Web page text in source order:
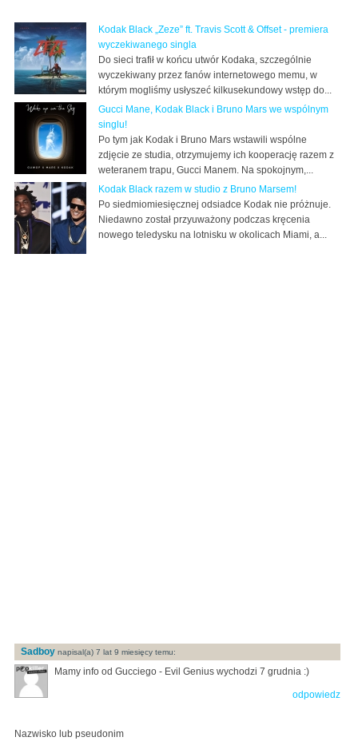
Kodak Black „Zeze” ft. Travis Scott & Offset - premiera
wyczekiwanego singla
Do sieci trafił w końcu utwór Kodaka, szczególnie
wyczekiwany przez fanów internetowego memu, w
którym mogliśmy usłyszeć kilkusekundowy wstęp do...
Gucci Mane, Kodak Black i Bruno Mars we wspólnym
singlu!
Po tym jak Kodak i Bruno Mars wstawili wspólne
zdjęcie ze studia, otrzymujemy ich kooperację razem z
weteranem trapu, Gucci Manem. Na spokojnym,...
Kodak Black razem w studio z Bruno Marsem!
Po siedmiomiesięcznej odsiadce Kodak nie próżnuje.
Niedawno został przyuważony podczas kręcenia
nowego teledysku na lotnisku w okolicach Miami, a...
Sadboy napisal(a) 7 lat 9 miesięcy temu:
Mamy info od Gucciego - Evil Genius wychodzi 7 grudnia :)
odpowiedz
Nazwisko lub pseudonim